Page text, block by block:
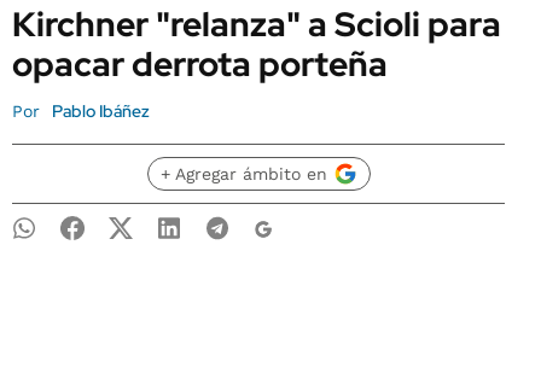
Kirchner "relanza" a Scioli para
opacar derrota porteña
Por Pablo Ibáñez
+ Agregar ámbito en